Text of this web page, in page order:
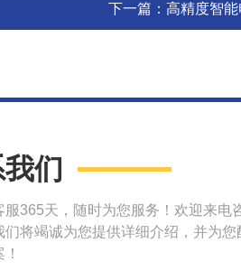
下一篇： 高精度智
们
服365天，随时为您服务！欢迎来电
们将竭诚为您提供详细介绍，并为您